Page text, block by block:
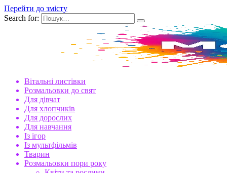
Перейти до змісту
Search for:
Вітальні листівки
Розмальовки до свят
Для дівчат
Для хлопчиків
Для дорослих
Для навчання
Із ігор
Із мультфільмів
Тварин
Розмальовки пори року